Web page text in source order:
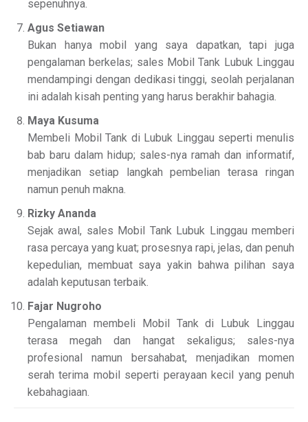
sepenuhnya.
Agus Setiawan
Bukan hanya mobil yang saya dapatkan, tapi juga
pengalaman berkelas; sales Mobil Tank Lubuk Linggau
mendampingi dengan dedikasi tinggi, seolah perjalanan
ini adalah kisah penting yang harus berakhir bahagia.
Maya Kusuma
Membeli Mobil Tank di Lubuk Linggau seperti menulis
bab baru dalam hidup; sales-nya ramah dan informatif,
menjadikan setiap langkah pembelian terasa ringan
namun penuh makna.
Rizky Ananda
Sejak awal, sales Mobil Tank Lubuk Linggau memberi
rasa percaya yang kuat; prosesnya rapi, jelas, dan penuh
kepedulian, membuat saya yakin bahwa pilihan saya
adalah keputusan terbaik.
Fajar Nugroho
Pengalaman membeli Mobil Tank di Lubuk Linggau
terasa megah dan hangat sekaligus; sales-nya
profesional namun bersahabat, menjadikan momen
serah terima mobil seperti perayaan kecil yang penuh
kebahagiaan.